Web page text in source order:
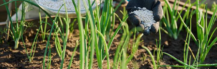
— Кабачки нужно натереть длинными слайсами
(это можно сделать на специальной терке),
похожими на спагетти, и уложить в противень.
Дальше нужно добавить немного растительного
масла, соль, а сверху бросить хаотично
порезанную брынзу. Затем добавляются помидоры
черри или грунтовые, — рассказал шеф-повар.